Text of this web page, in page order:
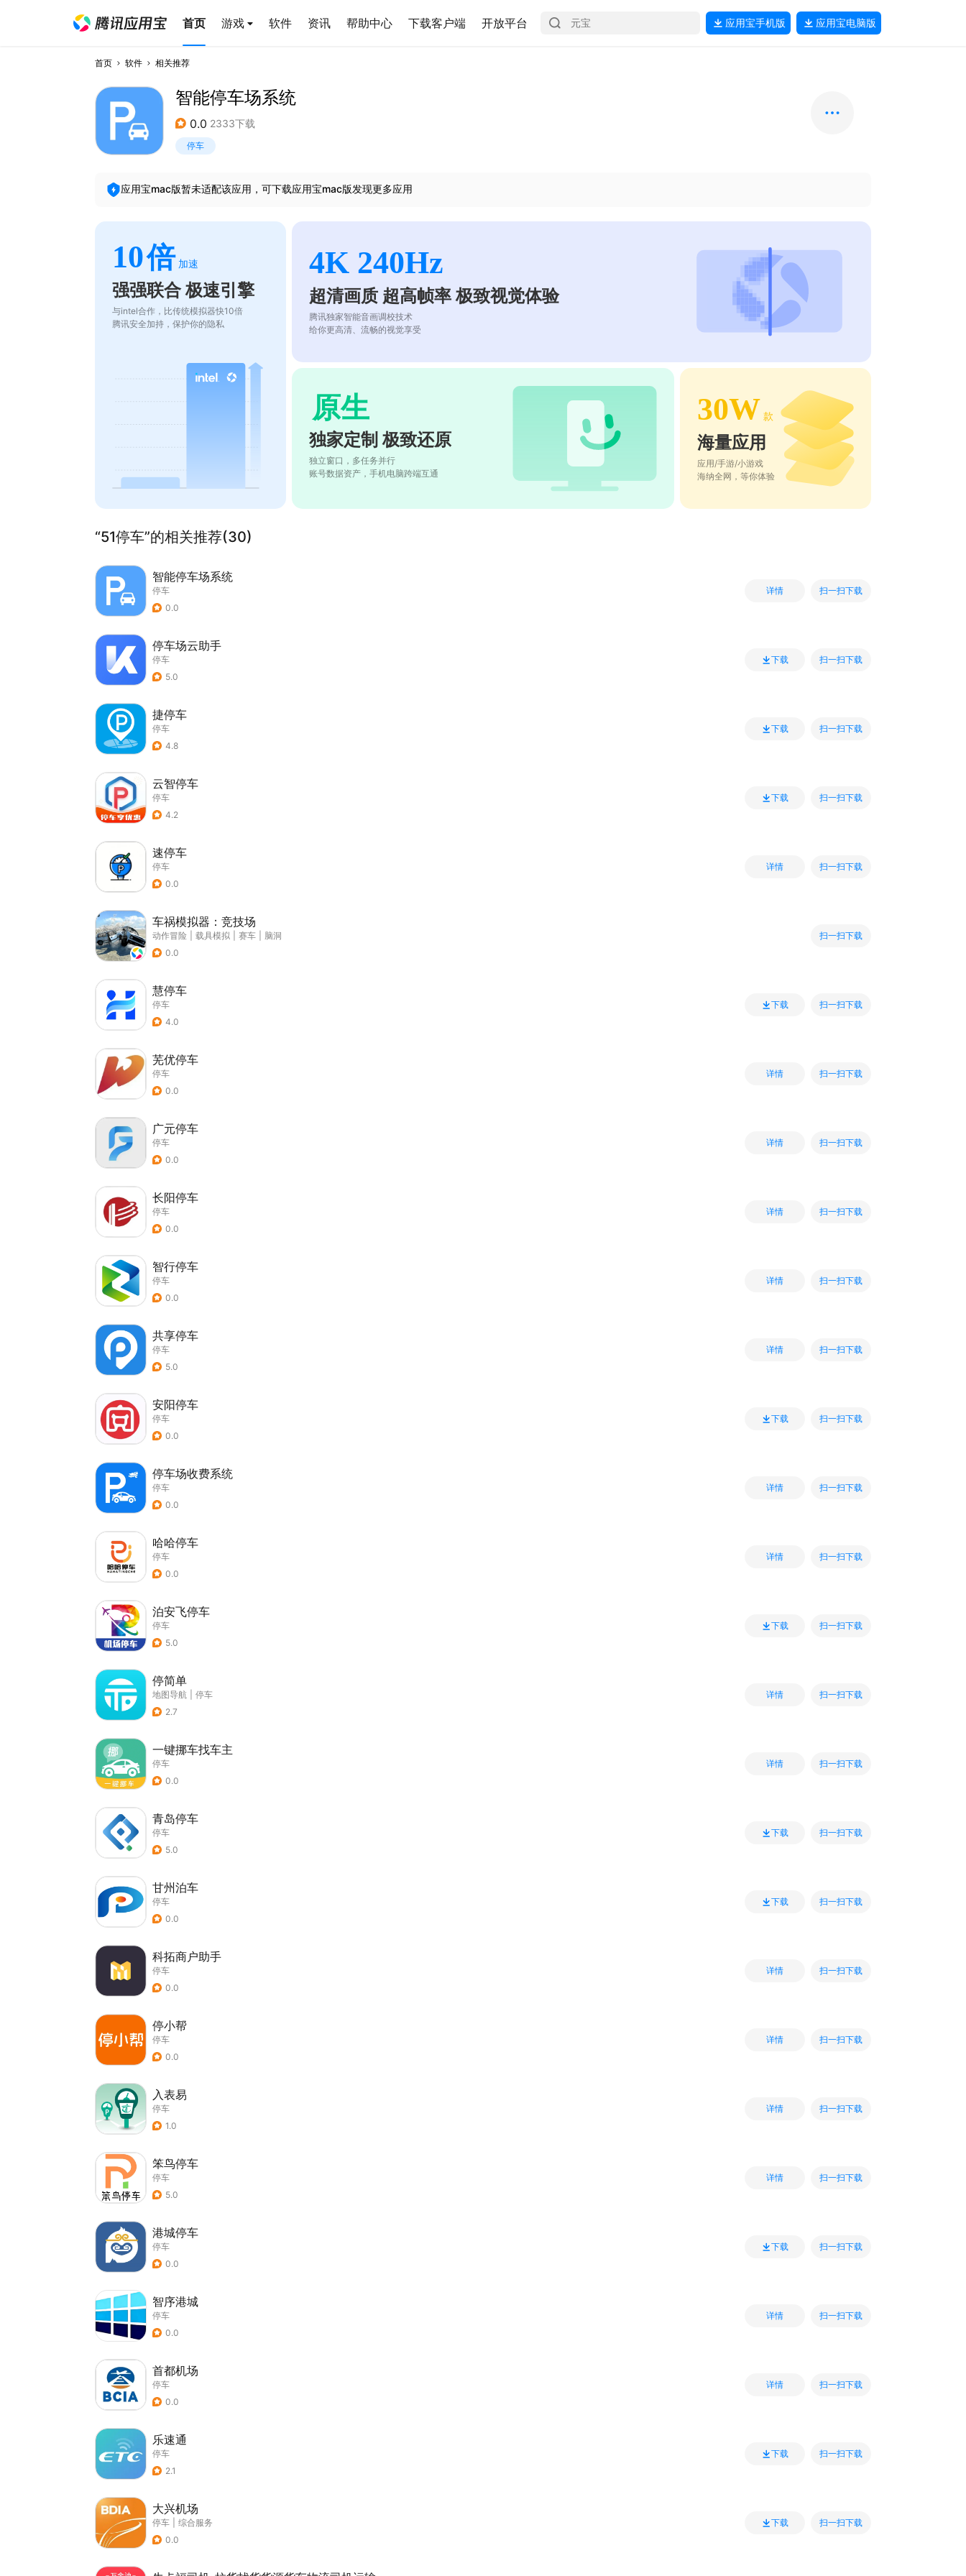
首页 游戏 软件 资讯 帮助中心 下载客户端 开放平台 应用宝手机版 应用宝电脑版
首页 软件 相关推荐
智能停车场系统
0.0 2333下载
停车
应用宝mac版暂未适配该应用，可下载应用宝mac版发现更多应用
10倍 加速
强强联合 极速引擎
与intel合作，比传统模拟器快10倍
腾讯安全加持，保护你的隐私
4K 240Hz
超清画质 超高帧率 极致视觉体验
腾讯独家智能音画调校技术
给你更高清、流畅的视觉享受
原生
独家定制 极致还原
独立窗口，多任务并行
账号数据资产，手机电脑跨端互通
30W 款
海量应用
应用/手游/小游戏
海纳全网，等你体验
“51停车”的相关推荐(30)
智能停车场系统
停车
0.0
详情 扫一扫下载
停车场云助手
停车
5.0
下载 扫一扫下载
捷停车
停车
4.8
下载 扫一扫下载
云智停车
停车
4.2
下载 扫一扫下载
速停车
停车
0.0
详情 扫一扫下载
车祸模拟器：竞技场
动作冒险 载具模拟 赛车
脑洞
0.0
扫一扫下载
慧停车
停车
4.0
下载 扫一扫下载
芜优停车
停车
0.0
详情 扫一扫下载
广元停车
停车
0.0
详情 扫一扫下载
长阳停车
停车
0.0
详情 扫一扫下载
智行停车
停车
0.0
详情 扫一扫下载
共享停车
停车
5.0
详情 扫一扫下载
安阳停车
停车
0.0
下载 扫一扫下载
停车场收费系统
停车
0.0
详情 扫一扫下载
哈哈停车
停车
0.0
详情 扫一扫下载
泊安飞停车
停车
5.0
下载 扫一扫下载
停简单
地图导航
停车
2.7
详情 扫一扫下载
一键挪车找车主
停车
0.0
详情 扫一扫下载
青岛停车
停车
5.0
下载 扫一扫下载
甘州泊车
停车
0.0
下载 扫一扫下载
科拓商户助手
停车
0.0
详情 扫一扫下载
停小帮
停车
0.0
详情 扫一扫下载
入表易
停车
1.0
详情 扫一扫下载
笨鸟停车
停车
5.0
详情 扫一扫下载
港城停车
停车
0.0
下载 扫一扫下载
智序港城
停车
0.0
详情 扫一扫下载
首都机场
停车
0.0
详情 扫一扫下载
乐速通
停车
2.1
下载 扫一扫下载
大兴机场
停车
综合服务
0.0
下载 扫一扫下载